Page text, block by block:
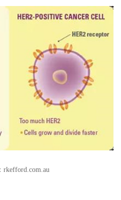
rkefford.com.au